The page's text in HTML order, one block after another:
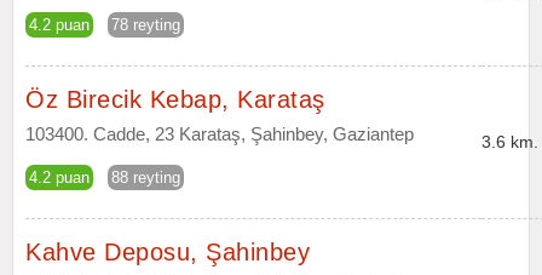
4.2 puan 78 reyting
Öz Birecik Kebap, Karataş
103400. Cadde, 23 Karataş, Şahinbey, Gaziantep
4.2 puan 88 reyting
3.6 km.
Kahve Deposu, Şahinbey